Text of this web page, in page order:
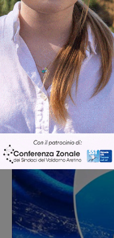
Articolo precedente
Festival delle Balze del Valdarno:
giornate di eventi per una prima
edizione di successo
Ultime Notizie